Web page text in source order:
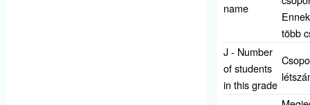
name
több
J - Number
of students
in this grade